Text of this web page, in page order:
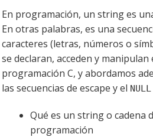
En programación, un string es
En otras palabras, es una
caracteres (letras, números o
se declaran, acceden y manipulan
programación C, y abordamos
las secuencias de escape y el NULL
Qué es un string o cadena
programación